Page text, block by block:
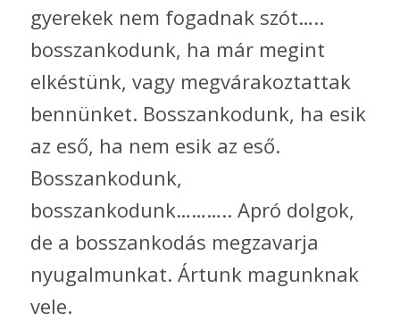
gyerekek nem fogadnak szót…..
bosszankodunk, ha már megint
elkéstünk, vagy megvárakoztattak
bennünket. Bosszankodunk, ha esik
az eső, ha nem esik az eső.
Bosszankodunk,
bosszankodunk……….. Apró dolgok,
de a bosszankodás megzavarja
nyugalmunkat. Ártunk magunknak
vele.